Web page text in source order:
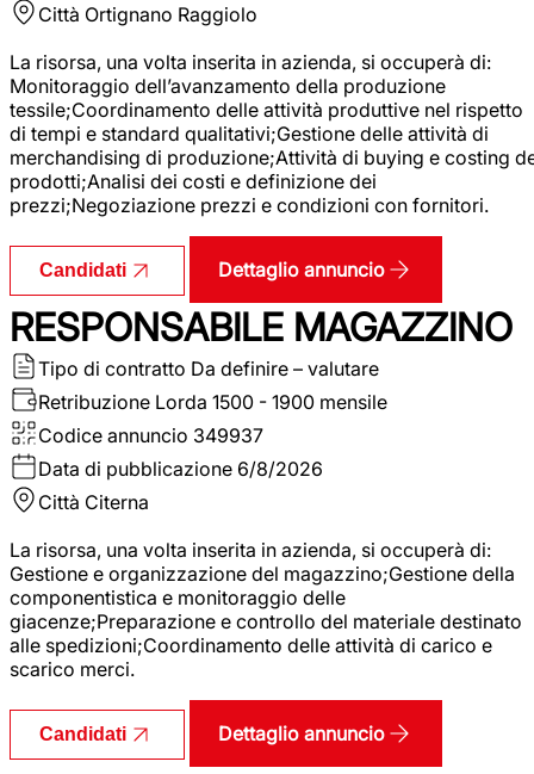
Città Ortignano Raggiolo
La risorsa, una volta inserita in azienda, si occuperà di:
Monitoraggio dell’avanzamento della produzione
tessile;Coordinamento delle attività produttive nel rispetto
di tempi e standard qualitativi;Gestione delle attività di
merchandising di produzione;Attività di buying e costing
prodotti;Analisi dei costi e definizione dei
prezzi;Negoziazione prezzi e condizioni con fornitori.
Candidati Dettaglio annuncio
RESPONSABILE MAGAZZINO
Tipo di contratto Da definire – valutare
Retribuzione Lorda 1500 - 1900 mensile
Codice annuncio 349937
Data di pubblicazione 6/8/2026
Città Citerna
La risorsa, una volta inserita in azienda, si occuperà di:
Gestione e organizzazione del magazzino;Gestione della
componentistica e monitoraggio delle
giacenze;Preparazione e controllo del materiale destinato
alle spedizioni;Coordinamento delle attività di carico e
scarico merci.
Candidati Dettaglio annuncio